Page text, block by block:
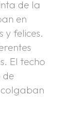
de la
en
y felices.
El techo
de
colgaban